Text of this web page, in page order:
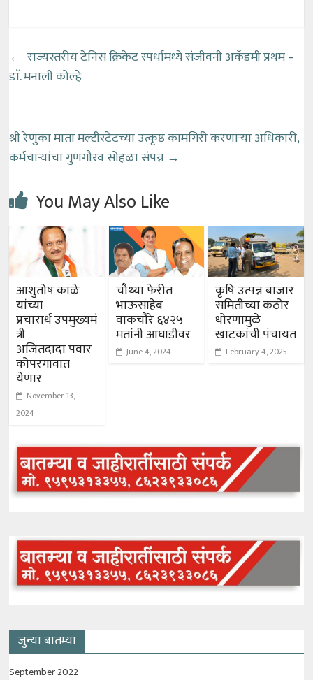
← राज्यस्तरीय टेनिस क्रिकेट स्पर्धांमध्ये संजीवनी अकॅडमी प्रथम –
डाॅ. मनाली कोल्हे
श्री रेणुका माता मल्टीस्टेटच्या उत्कृष्ठ कामगिरी करणाऱ्या अधिकारी,
कर्मचाऱ्यांचा गुणगौरव सोहळा संपन्न →
You May Also Like
आशुतोष काळे
यांच्या
प्रचारार्थ उपमुख्यमं
त्री
अजितदादा पवार
कोपरगावात
येणार
November 13,
2024
चौथ्या फेरीत
भाऊसाहेब
वाकचौरे ६४२५
मतांनी आघाडीवर
June 4, 2024
कृषि उत्पन्न बाजार
समितीच्या कठोर
धोरणामुळे
खाटकांची पंचायत
February 4, 2025
जुन्या बातम्या
September 2022